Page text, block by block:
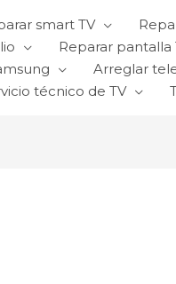
smart TV
Reparar pantalla
Arreglar
técnico de TV